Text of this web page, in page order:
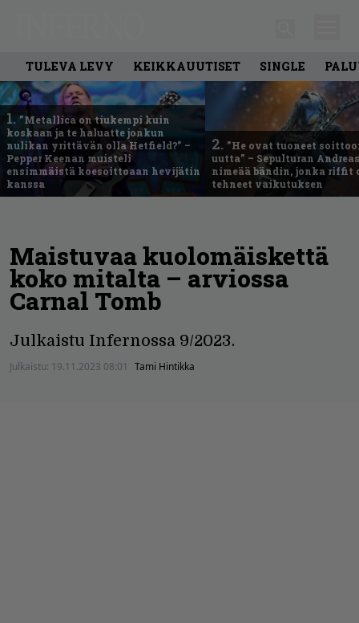
TULEVA LEVY KEIKKAUUTISET SINGLE
1. ”Metallica on tiukempi kuin
koskaan ja te haluatte jonkun
nulikan yrittävän olla Hetfield?” –
Pepper Keenan muisteli
ensimmäistä koesoittoaan hevijätin
kanssa
2. ”He ovat tuoneet
uutta” – Sepulturan
nimeää bändin, jonka riffit
tehneet vaikutuksen
Maistuvaa kuolomäiskettä
koko mitalta – arviossa
Carnal Tomb
Julkaistu Infernossa 9/2023.
Julkaistu: 19.11.2023 08:01 Tami Hintikka